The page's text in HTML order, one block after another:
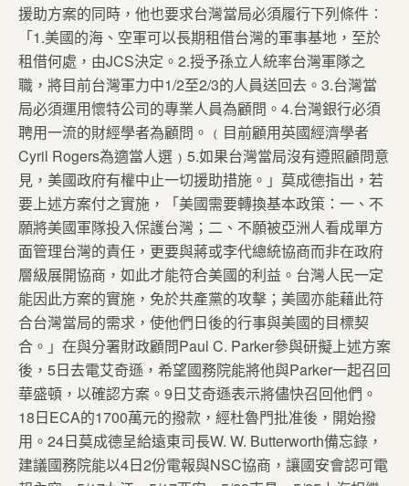
援助方案的同時，他也要求台灣當局必須履行下列條件︰
「1.美國的海、空軍可以長期租借台灣的軍事基地，至於
租借何處，由JCS決定。2.授予孫立人統率台灣軍隊之
職，將目前台灣軍力中1/2至2/3的人員送回去。3.台灣當
局必須運用懷特公司的專業人員為顧問。4.台灣銀行必須
聘用一流的財經學者為顧問。﹙目前顧用英國經濟學者
Cyril Rogers為適當人選﹚5.如果台灣當局沒有遵照顧問意
見，美國政府有權中止一切援助措施。」莫成德指出，若
要上述方案付之實施，「美國需要轉換基本政策：一、不
願將美國軍隊投入保護台灣；二、不願被亞洲人看成單方
面管理台灣的責任，更要與蔣或李代總統協商而非在政府
層級展開協商，如此才能符合美國的利益。台灣人民一定
能因此方案的實施，免於共產黨的攻擊；美國亦能藉此符
合台灣當局的需求，使他們日後的行事與美國的目標契
合。」在與分署財政顧問Paul C. Parker參與研擬上述方案
後，5日去電艾奇遜，希望國務院能將他與Parker一起召回
華盛頓，以確認方案。9日艾奇遜表示將儘快召回他們。
18日ECA的1700萬元的撥款，經杜魯門批准後，開始撥
用。24日莫成德呈給遠東司長W. W. Butterworth備忘錄，
建議國務院能以4日2份電報與NSC協商，讓國安會認可電